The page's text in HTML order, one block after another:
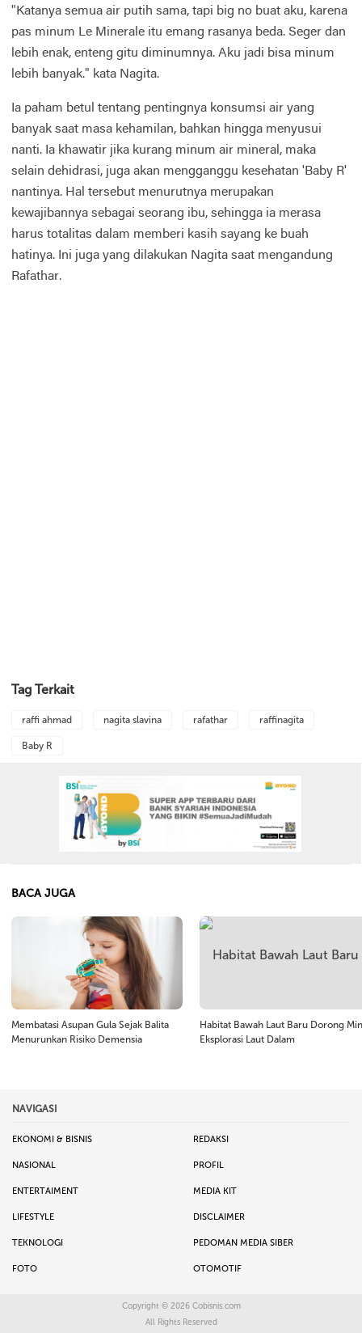
"Katanya semua air putih sama, tapi big no buat aku, karena
pas minum Le Minerale itu emang rasanya beda. Seger dan
lebih enak, enteng gitu diminumnya. Aku jadi bisa minum
lebih banyak." kata Nagita.
Ia paham betul tentang pentingnya konsumsi air yang
banyak saat masa kehamilan, bahkan hingga menyusui
nanti. Ia khawatir jika kurang minum air mineral, maka
selain dehidrasi, juga akan mengganggu kesehatan 'Baby R'
nantinya. Hal tersebut menurutnya merupakan
kewajibannya sebagai seorang ibu, sehingga ia merasa
harus totalitas dalam memberi kasih sayang ke buah
hatinya. Ini juga yang dilakukan Nagita saat mengandung
Rafathar.
Tag Terkait
raffi ahmad nagita slavina rafathar raffinagita
Baby R
BACA JUGA
Membatasi Asupan Gula Sejak Balita
Menurunkan Risiko Demensia
Habitat Bawah Laut Baru Dorong
Eksplorasi Laut Dalam
NAVIGASI
EKONOMI & BISNIS REDAKSI
NASIONAL PROFIL
ENTERTAIMENT MEDIA KIT
LIFESTYLE DISCLAIMER
TEKNOLOGI PEDOMAN MEDIA SIBER
FOTO OTOMOTIF
Copyright © 2026 Cobisnis.com
All Rights Reserved